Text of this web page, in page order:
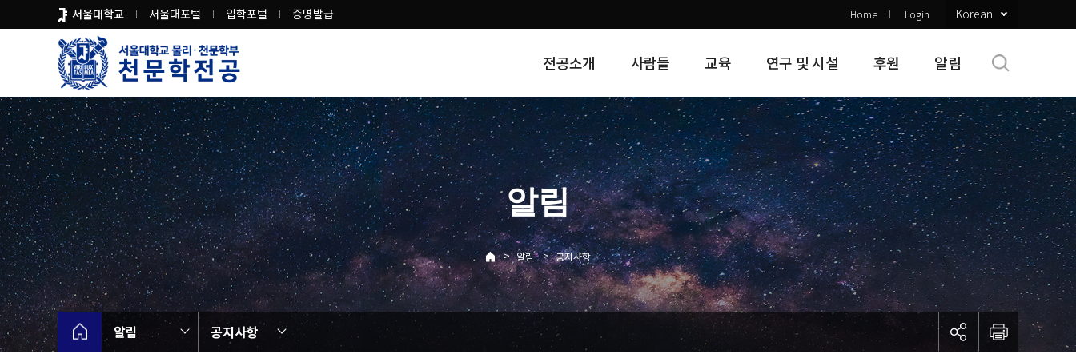
로
뉴
서울대학교 서울대포털 입학포털 증명발급 Home Login Korean
전공소개 사람들 교육 연구 및 시설 후원 알림
알림
> 알림 > 공지사항
알림 공지사항